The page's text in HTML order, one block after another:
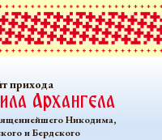
прихода
Архангела
Никодима,
и Бердского